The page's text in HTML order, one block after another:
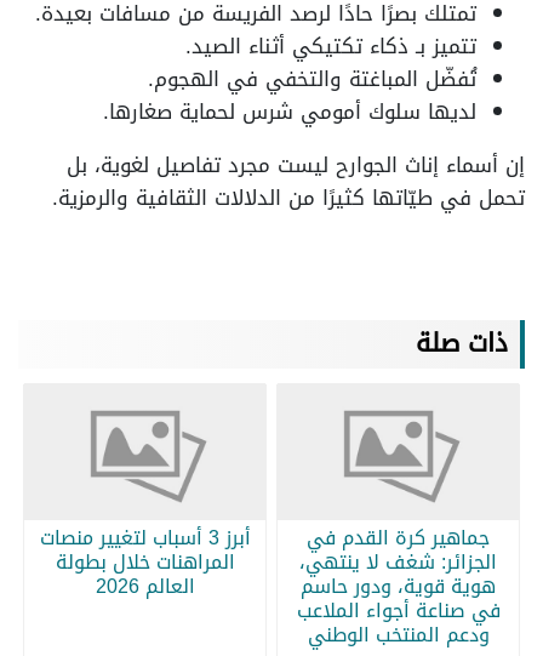
تمتلك بصرًا حادًا لرصد الفريسة من مسافات بعيدة.
تتميز بـ ذكاء تكتيكي أثناء الصيد.
تُفضّل المباغتة والتخفي في الهجوم.
لديها سلوك أمومي شرس لحماية صغارها.
إن أسماء إناث الجوارح ليست مجرد تفاصيل لغوية، بل
تحمل في طيّاتها كثيرًا من الدلالات الثقافية والرمزية.
ذات صلة
جماهير كرة القدم في
الجزائر: شغف لا ينتهي،
هوية قوية، ودور حاسم
في صناعة أجواء الملاعب
ودعم المنتخب الوطني
أبرز 3 أسباب لتغيير منصات
المراهنات خلال بطولة
العالم 2026